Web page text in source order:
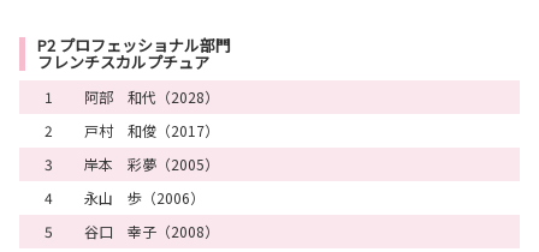
16
（1015）
17
（1016）
18
（1009）
19
（1025）
20
（1024）
21
（1018）
P2 プロフェッショナル部門
フレンチスカルプチュア
1
阿部 和代（2028）
2
戸村 和俊（2017）
3
岸本 彩夢（2005）
4
永山 歩（2006）
5
谷口 幸子（2008）